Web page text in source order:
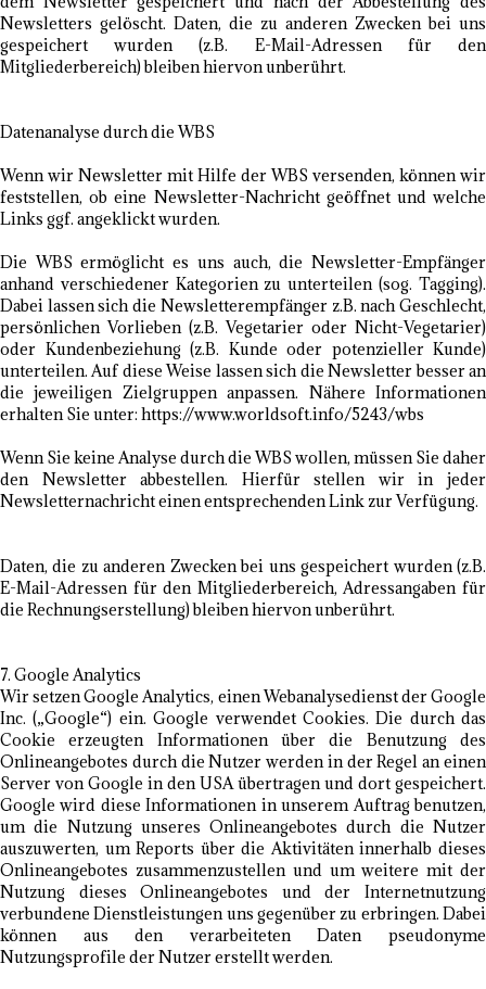
Newsletters gelöscht. Daten, die zu anderen Zwecken bei uns
gespeichert wurden (z.B. E-Mail-Adressen für den
Mitgliederbereich) bleiben hiervon unberührt.
Datenanalyse durch die WBS
Wenn wir Newsletter mit Hilfe der WBS versenden, können wir
feststellen, ob eine Newsletter-Nachricht geöffnet und welche
Links ggf. angeklickt wurden.
Die WBS ermöglicht es uns auch, die Newsletter-Empfänger
anhand verschiedener Kategorien zu unterteilen (sog. Tagging).
Dabei lassen sich die Newsletterempfänger z.B. nach Geschlecht,
persönlichen Vorlieben (z.B. Vegetarier oder Nicht-Vegetarier)
oder Kundenbeziehung (z.B. Kunde oder potenzieller Kunde)
unterteilen. Auf diese Weise lassen sich die Newsletter besser an
die jeweiligen Zielgruppen anpassen. Nähere Informationen
erhalten Sie unter: https://www.worldsoft.info/5243/wbs
Wenn Sie keine Analyse durch die WBS wollen, müssen Sie daher
den Newsletter abbestellen. Hierfür stellen wir in jeder
Newsletternachricht einen entsprechenden Link zur Verfügung.
Daten, die zu anderen Zwecken bei uns gespeichert wurden (z.B.
E-Mail-Adressen für den Mitgliederbereich, Adressangaben für
die Rechnungserstellung) bleiben hiervon unberührt.
7. Google Analytics
Wir setzen Google Analytics, einen Webanalysedienst der Google
Inc. („Google“) ein. Google verwendet Cookies. Die durch das
Cookie erzeugten Informationen über die Benutzung des
Onlineangebotes durch die Nutzer werden in der Regel an einen
Server von Google in den USA übertragen und dort gespeichert.
Google wird diese Informationen in unserem Auftrag benutzen,
um die Nutzung unseres Onlineangebotes durch die Nutzer
auszuwerten, um Reports über die Aktivitäten innerhalb dieses
Onlineangebotes zusammenzustellen und um weitere mit der
Nutzung dieses Onlineangebotes und der Internetnutzung
verbundene Dienstleistungen uns gegenüber zu erbringen. Dabei
können aus den verarbeiteten Daten pseudonyme
Nutzungsprofile der Nutzer erstellt werden.